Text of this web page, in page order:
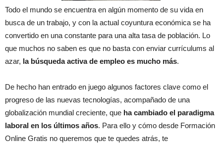
Todo el mundo se encuentra en algún momento de su vida en
busca de un trabajo, y con la actual coyuntura económica se ha
convertido en una constante para una alta tasa de población. Lo
que muchos no saben es que no basta con enviar currículums al
azar, la búsqueda activa de empleo es mucho más.
De hecho han entrado en juego algunos factores clave como el
progreso de las nuevas tecnologías, acompañado de una
globalización mundial creciente, que ha cambiado el paradigma
laboral en los últimos años. Para ello y cómo desde Formación
Online Gratis no queremos que te quedes atrás, te